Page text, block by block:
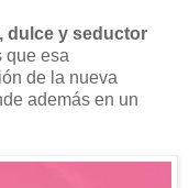
dulce y seductor
que esa
de la nueva
además en un